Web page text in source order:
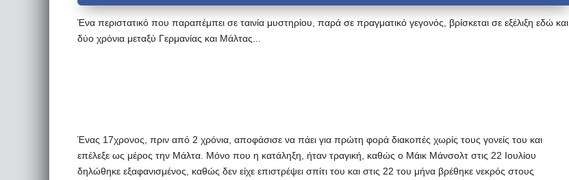
Ένα περιστατικό που παραπέμπει σε ταινία μυστηρίου, παρά σε πραγματικό γεγονός, βρίσκεται σε εξέλιξη εδώ και
δύο χρόνια μεταξύ Γερμανίας και Μάλτας...
Ένας 17χρονος, πριν από 2 χρόνια, αποφάσισε να πάει για πρώτη φορά διακοπές χωρίς τους γονείς του και
επέλεξε ως μέρος την Μάλτα. Μόνο που η κατάληξη, ήταν τραγική, καθώς ο Μάικ Μάνσολτ στις 22 Ιουλίου
δηλώθηκε εξαφανισμένος, καθώς δεν είχε επιστρέψει σπίτι του και στις 22 του μήνα βρέθηκε νεκρός στους